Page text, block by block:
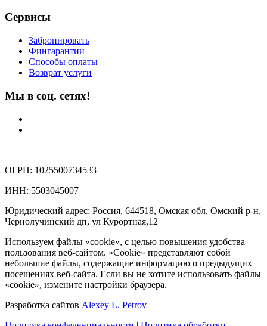
Сервисы
Забронировать
Фингарантии
Способы оплаты
Возврат услуги
Мы в соц. сетях!
ОГРН: 1025500734533
ИНН: 5503045007
Юридический адрес: Россия, 644518, Омская обл, Омский р-н,
Чернолучинский дп, ул Курортная,12
Используем файлы «cookie», с целью повышения удобства
пользования веб-сайтом. «Cookie» представляют собой
небольшие файлы, содержащие информацию о предыдущих
посещениях веб-сайта. Если вы не хотите использовать файлы
«cookie», измените настройки браузера.
Разработка сайтов Alexey L. Petrov